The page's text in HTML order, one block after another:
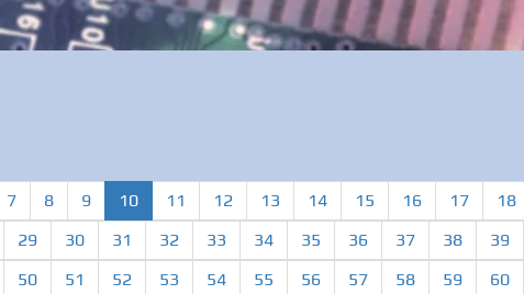
7 8 9 10(current)
11 12 13 14 15 16 17 18
29 30 31 32 33 34 35 36 37 38 39
50 51 52 53 54 55 56 57 58 59 60